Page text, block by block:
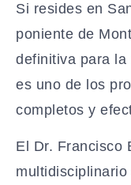
Si resides en
poniente de
definitiva para la
es uno de los
completos y
El Dr. Francisco
multidisciplinario